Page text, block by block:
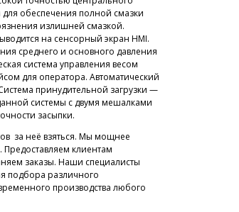
обеспечения полной смазки
излишней смазкой.
на сенсорный экран HMI.
среднего и основного давления
система управления весом
для оператора. Автоматический
принудительной загрузки —
системы с двумя мешалками
засыпки.
за неё взяться. Мы мощнее
клиентам
заказы. Наши специалисты
подбора различного
производства любого